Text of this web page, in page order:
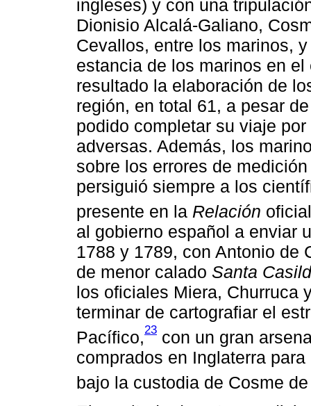
ingleses) y con una
Dionisio Alcalá-Galiano,
Cevallos, entre los marinos,
estancia de los marinos en
resultado la elaboración de
región, en total 61, a pesar
podido completar su viaje
adversas. Además, los
sobre los errores de
persiguió siempre a los
presente en la Relación
al gobierno español a enviar
1788 y 1789, con Antonio de
de menor calado Santa
los oficiales Miera, Churruca
terminar de cartografiar el
Pacífico,23 con un gran
comprados en Inglaterra
bajo la custodia de Cosme